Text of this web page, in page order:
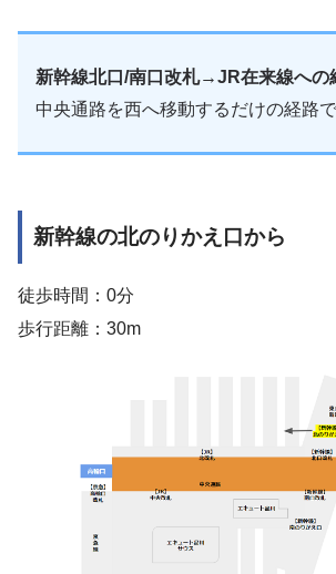
新幹線北口/南口改札→JR在来線への
中央通路を西へ移動するだけの経路で
新幹線の北のりかえ口から
徒歩時間：0分
歩行距離：30m